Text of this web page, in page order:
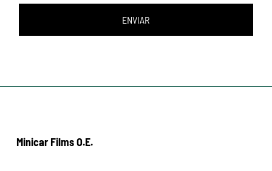
ENVIAR
Minicar Films O.E.